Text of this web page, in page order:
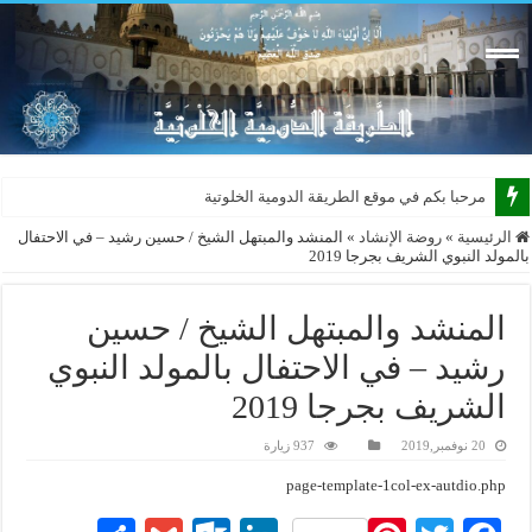
مرحبا بكم في موقع الطريقة الدومية الخلوتية بشكله
الرئيسية » روضة الإنشاد » المنشد والمبتهل الشيخ / حسين رشيد – في الاحتفال
بالمولد النبوي الشريف بجرجا 2019
المنشد والمبتهل الشيخ / حسين
رشيد – في الاحتفال بالمولد النبوي
الشريف بجرجا 2019
20 نوفمبر,2019 937 زيارة
page-template-1col-ex-autdio.php